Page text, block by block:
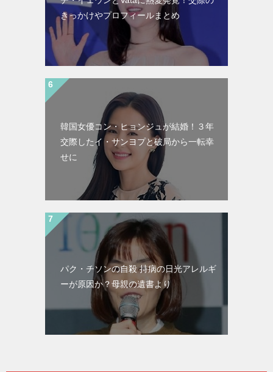
きっかけやプロフィールまとめ
韓国女優コン・ヒョンジュが結婚！３年
交際したイ・サンヨプと破局から一転幸
せに
パク・チソンの自殺 持病の日光アレルギ
ーが原因か？母親の遺書より